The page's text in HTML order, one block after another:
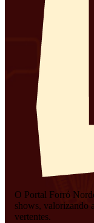
O Portal Forró
shows, valorizando
vertentes.